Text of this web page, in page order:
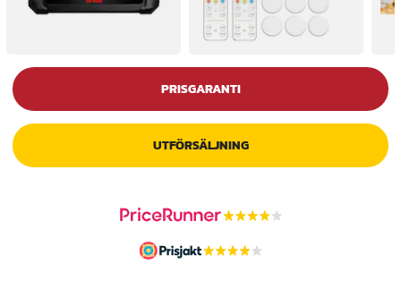
PRISGARANTI
UTFÖRSÄLJNING